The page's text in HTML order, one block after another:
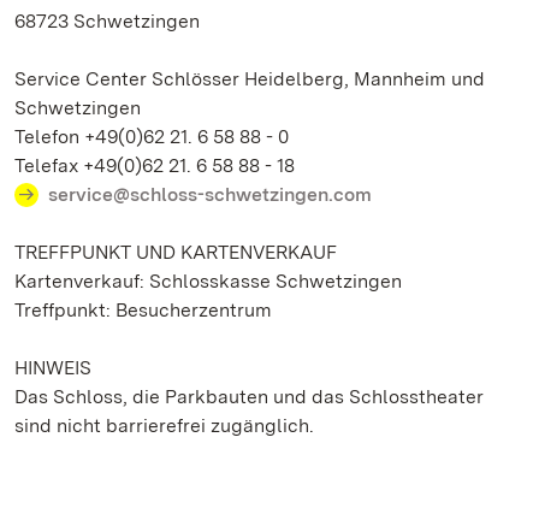
68723 Schwetzingen
Service Center Schlösser Heidelberg, Mannheim und
Schwetzingen
Telefon +49(0)62 21. 6 58 88 - 0
Telefax +49(0)62 21. 6 58 88 - 18
service@schloss-schwetzingen.com
TREFFPUNKT UND KARTENVERKAUF
Kartenverkauf: Schlosskasse Schwetzingen
Treffpunkt: Besucherzentrum
HINWEIS
Das Schloss, die Parkbauten und das Schlosstheater
sind nicht barrierefrei zugänglich.